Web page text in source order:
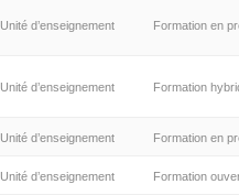
Unité d’enseignement Formation en
Unité d’enseignement Formation
Unité d’enseignement Formation en
Unité d’enseignement Formation